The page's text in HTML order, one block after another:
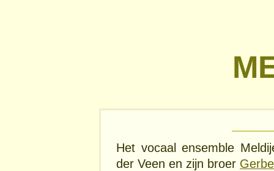
Het vocaal ensemble
der Veen en zijn broer